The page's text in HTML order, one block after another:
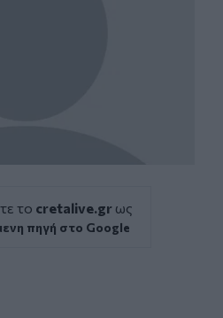
το cretalive.gr ως
πηγή στο Google